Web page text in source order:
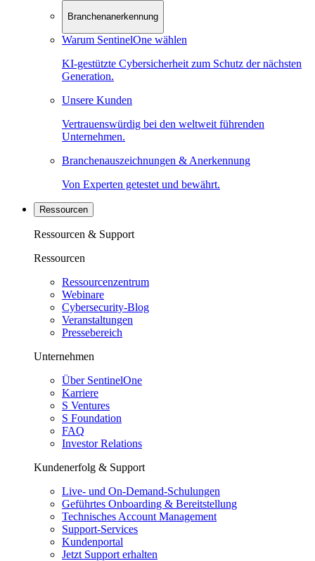
Branchenanerkennung
Warum SentinelOne wählen
KI-gestützte Cybersicherheit zum Schutz der nächsten
Generation.
Unsere Kunden
Vertrauenswürdig bei den weltweit führenden
Unternehmen.
Branchenauszeichnungen & Anerkennung
Von Experten getestet und bewährt.
Ressourcen
Ressourcen & Support
Ressourcen
Ressourcenzentrum
Webinare
Cybersecurity-Blog
Veranstaltungen
Pressebereich
Unternehmen
Über SentinelOne
Karriere
S Ventures
S Foundation
FAQ
Investor Relations
Kundenerfolg & Support
Live- und On-Demand-Schulungen
Geführtes Onboarding & Bereitstellung
Technisches Account Management
Support-Services
Kundenportal
Jetzt Support erhalten